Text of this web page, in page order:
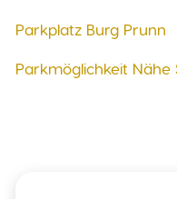
Parkplatz Burg Prunn
Parkmöglichkeit Nähe